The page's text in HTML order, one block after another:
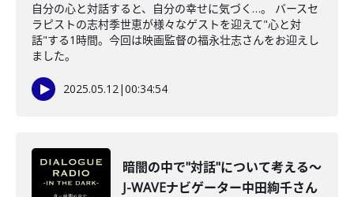
自分の心と対話すると、自分の幸せに気づく…。 バースセ
ラピストの志村季世恵が様々なゲストを迎えて"心と対
話"する1時間。今回は映画監督の福永壮志さんをお迎えし
ました。
2025.05.12|00:34:54
暗闇の中で"対話"について考える～
J-WAVEナビゲーター中田絢千さん